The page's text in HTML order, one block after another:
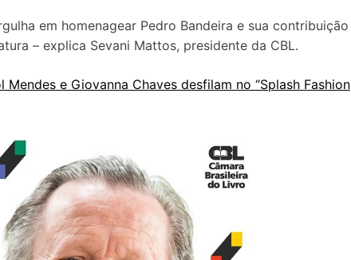
em homenagear Pedro Bandeira e sua contribuição
– explica Sevani Mattos, presidente da CBL.
Mendes e Giovanna Chaves desfilam no “Splash Fashion